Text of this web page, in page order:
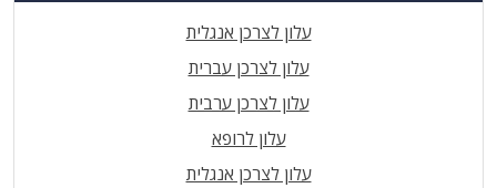
עלון לצרכן אנגלית
עלון לצרכן עברית
עלון לצרכן ערבית
עלון לרופא
עלון לצרכן אנגלית